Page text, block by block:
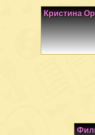
Кристина